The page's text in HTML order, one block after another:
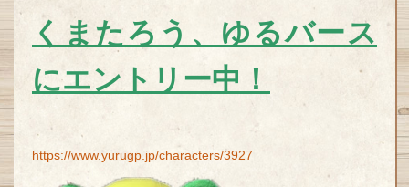
くまたろう、ゆるバース
にエントリー中！
https://www.yurugp.jp/characters/3927